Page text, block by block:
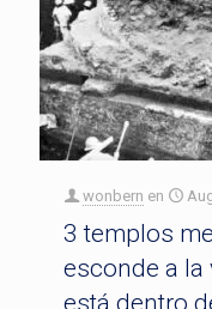
wonbern en
3 templos
esconde a
está dentro